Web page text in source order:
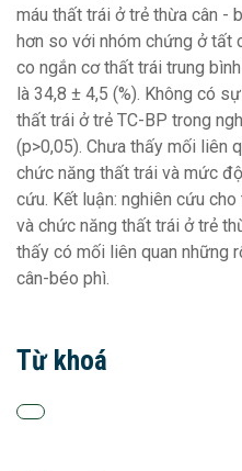
máu thất trái ở trẻ thừa cân -
hơn so với nhóm chứng ở tất
co ngắn cơ thất trái trung
là 34,8 ± 4,5 (%). Không có
thất trái ở trẻ TC-BP trong
(p>0,05). Chưa thấy mối liên
chức năng thất trái và mức
cứu. Kết luận: nghiên cứu
và chức năng thất trái ở trẻ
thấy có mối liên quan những
cân-béo phì.
Từ khoá